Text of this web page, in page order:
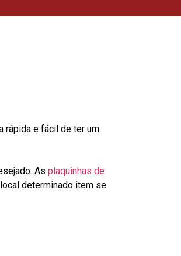
rápida e fácil de ter um
As plaquinhas de
determinado item se